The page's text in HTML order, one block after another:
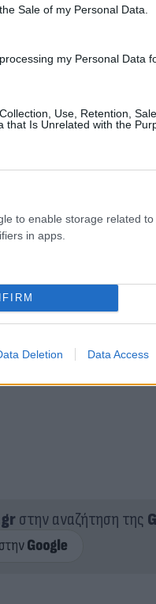
Sale of my Personal Data.
my Personal Data
Use, Retention,
that Is Unrelated with the
to enable storage related
in apps.
Deletion Data Access
στην αναζήτηση της